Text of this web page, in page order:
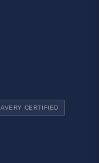
AVERY CERTIFIED